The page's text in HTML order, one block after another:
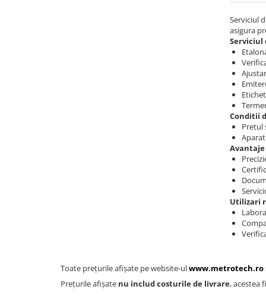
Calibre sudura
Pene de masurat
Serviciul
asigura
Serviciul
Conditii
Pretul
Utilizari
Toate prețurile afișate pe website-ulwww.metrotech.ro
Prețurile afișate nu includ costurile de livrare, acestea